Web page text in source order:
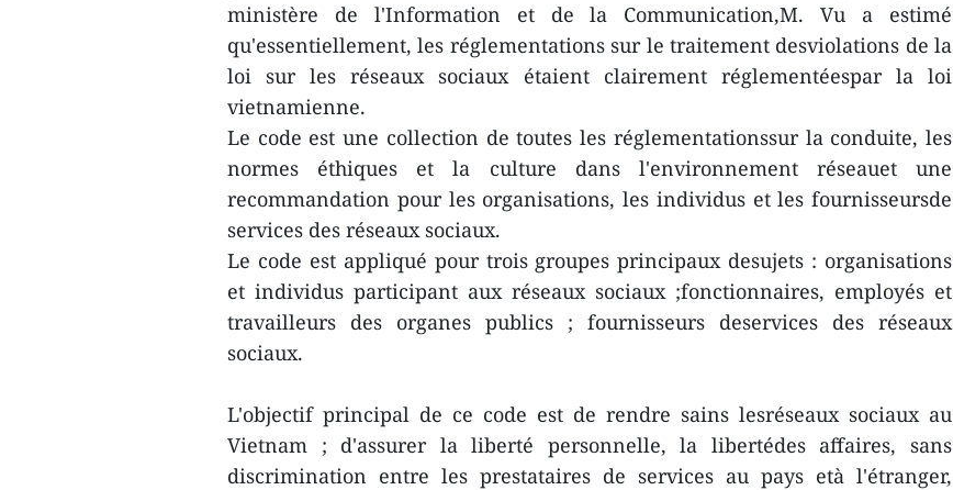
ministère de l'Information et de la Communication,M. Vu a estimé
qu'essentiellement, les réglementations sur le traitement desviolations de la
loi sur les réseaux sociaux étaient clairement réglementéespar la loi
vietnamienne.
Le code est une collection de toutes les réglementationssur la conduite, les
normes éthiques et la culture dans l'environnement réseauet une
recommandation pour les organisations, les individus et les fournisseursde
services des réseaux sociaux.
Le code est appliqué pour trois groupes principaux desujets : organisations
et individus participant aux réseaux sociaux ;fonctionnaires, employés et
travailleurs des organes publics ; fournisseurs deservices des réseaux
sociaux.
L'objectif principal de ce code est de rendre sains lesréseaux sociaux au
Vietnam ; d'assurer la liberté personnelle, la libertédes affaires, sans
discrimination entre les prestataires de services au pays età l'étranger,